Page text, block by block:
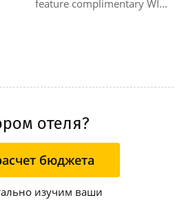
feature complimentary WI...
отеля?
бюджета
изучим ваши